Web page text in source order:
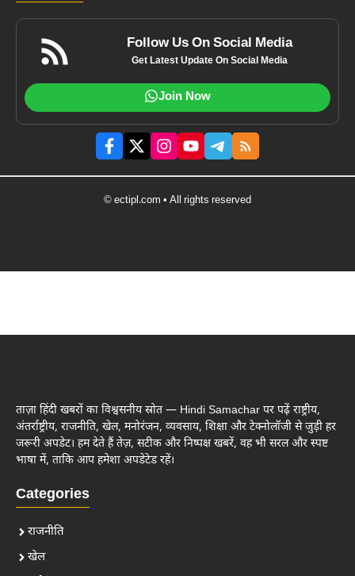
Follow Us On Social Media
Get Latest Update On Social Media
Join Now
© ectipl.com • All rights reserved
ताज़ा हिंदी खबरों का विश्वसनीय स्रोत — Hindi Samachar पर पढ़ें राष्ट्रीय,
अंतर्राष्ट्रीय, राजनीति, खेल, मनोरंजन, व्यवसाय, शिक्षा और टेक्नोलॉजी से जुड़ी हर
जरूरी अपडेट। हम देते हैं तेज़, सटीक और निष्पक्ष खबरें, वह भी सरल और स्पष्ट
भाषा में, ताकि आप हमेशा अपडेटेड रहें।
Categories
राजनीति
खेल